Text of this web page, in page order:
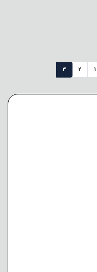
1
2
3